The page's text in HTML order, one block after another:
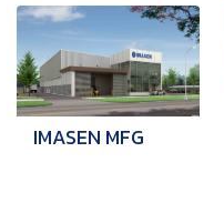
IMASEN MFG